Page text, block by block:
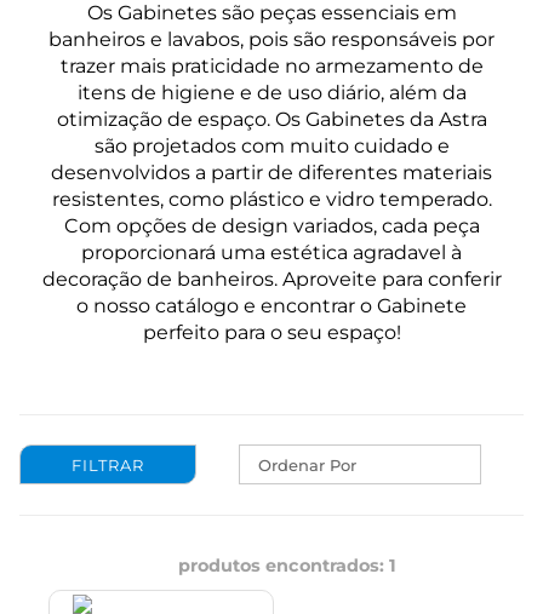
Os Gabinetes são peças essenciais em
banheiros e lavabos, pois são responsáveis por
trazer mais praticidade no armezamento de
itens de higiene e de uso diário, além da
otimização de espaço. Os Gabinetes da Astra
são projetados com muito cuidado e
desenvolvidos a partir de diferentes materiais
resistentes, como plástico e vidro temperado.
Com opções de design variados, cada peça
proporcionará uma estética agradavel à
decoração de banheiros. Aproveite para conferir
o nosso catálogo e encontrar o Gabinete
perfeito para o seu espaço!
Ordenar Por
produtos encontrados: 1